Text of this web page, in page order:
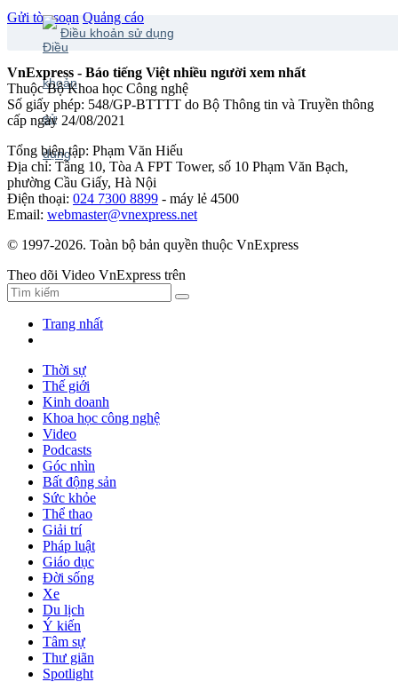
Gửi tòa soạn Quảng cáo
Điều khoản sử dụng
VnExpress - Báo tiếng Việt nhiều người xem nhất
Thuộc Bộ Khoa học Công nghệ
Số giấy phép: 548/GP-BTTTT do Bộ Thông tin và Truyền thông
cấp ngày 24/08/2021
Tổng biên tập: Phạm Văn Hiếu
Địa chỉ: Tầng 10, Tòa A FPT Tower, số 10 Phạm Văn Bạch,
phường Cầu Giấy, Hà Nội
Điện thoại: 024 7300 8899 - máy lẻ 4500
Email: webmaster@vnexpress.net
© 1997-2026. Toàn bộ bản quyền thuộc VnExpress
Theo dõi Video VnExpress trên
Trang nhất
Thời sự
Thế giới
Kinh doanh
Khoa học công nghệ
Video
Podcasts
Góc nhìn
Bất động sản
Sức khỏe
Thể thao
Giải trí
Pháp luật
Giáo dục
Đời sống
Xe
Du lịch
Ý kiến
Tâm sự
Thư giãn
Spotlight